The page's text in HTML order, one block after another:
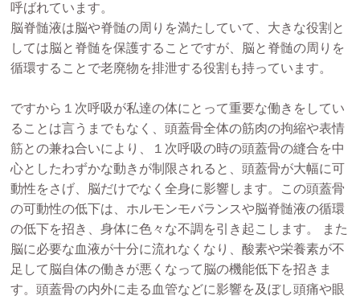
呼ばれています。
脳脊髄液は脳や脊髄の周りを満たしていて、大きな役割と
しては脳と脊髄を保護することですが、脳と脊髄の周りを
循環することで老廃物を排泄する役割も持っています。
ですから１次呼吸が私達の体にとって重要な働きをしてい
ることは言うまでもなく、頭蓋骨全体の筋肉の拘縮や表情
筋との兼ね合いにより、１次呼吸の時の頭蓋骨の縫合を中
心としたわずかな動きが制限されると、頭蓋骨が大幅に可
動性をさげ、脳だけでなく全身に影響します。この頭蓋骨
の可動性の低下は、ホルモンモバランスや脳脊髄液の循環
の低下を招き、身体に色々な不調を引き起こします。 また
脳に必要な血液が十分に流れなくなり、酸素や栄養素が不
足して脳自体の働きが悪くなって脳の機能低下を招きま
す。頭蓋骨の内外に走る血管などに影響を及ぼし頭痛や眼